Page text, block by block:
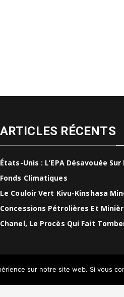
ARTICLES RÉCENTS
États-Unis : L’EPA Désavouée Sur
Fonds Climatiques
Le Couloir Vert Kivu-Kinshasa
Concessions Pétrolières Et
Chanel, Le Procès Qui Fait
sur notre site web. Si vous